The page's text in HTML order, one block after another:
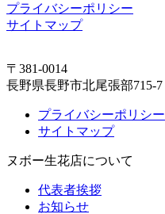
プライバシーポリシー
サイトマップ
〒381-0014
長野県長野市北尾張部715-7
プライバシーポリシー
サイトマップ
ヌボー生花店について
代表者挨拶
お知らせ